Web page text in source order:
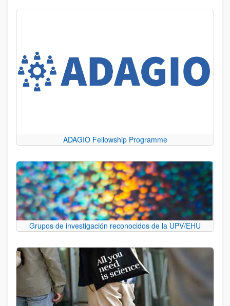
ADAGIO Fellowship Programme
Grupos de investigación reconocidos de la UPV/EHU